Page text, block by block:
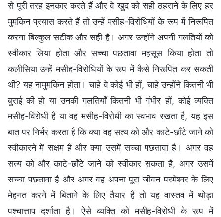
से पूरी तरह इनकार करते हैं और वे खुद को सही ठहराने के लिए हर
मुमकिन प्रयास करते हैं तो उन्हें मसीह-विरोधियों के रूप में निरूपित
करना बिल्कुल सटीक और सही है। अगर उन्होंने अपनी गलतियों को
स्वीकार लिया होता और सच्चा पछतावा महसूस किया होता तो
कलीसिया उन्हें मसीह-विरोधियों के रूप में कैसे निरूपित कर सकती
थी? यह नामुमकिन होता। चाहे वे कोई भी हों, चाहे उन्होंने कितनी भी
बुराई की हो या उनकी गलतियाँ कितनी भी गंभीर हों, कोई व्यक्ति
मसीह-विरोधी है या वह मसीह-विरोधी का स्वभाव रखता है, यह इस
बात पर निर्भर करता है कि क्या वह सत्य को और काटे-छाँटे जाने को
स्वीकारने में सक्षम है और क्या उसमें सच्चा पछतावा है। अगर वह
सत्य को और काटे-छाँटे जाने को स्वीकार सकता है, अगर उसमें
सच्चा पछतावा है और अगर वह अपना पूरा जीवन परमेश्वर के लिए
मेहनत करने में बिताने के लिए तैयार है तो यह वास्तव में थोड़ा
पश्चात्ताप दर्शाता है। ऐसे व्यक्ति को मसीह-विरोधी के रूप में